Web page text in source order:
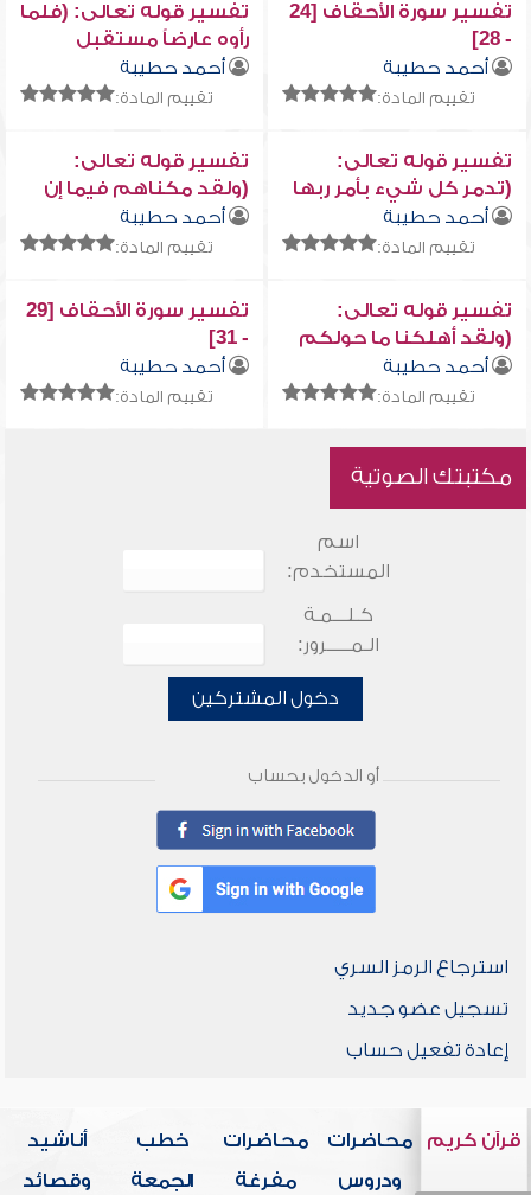
تفسير سورة الأحقاف [24
- 28]
أحمد حطيبة
تقييم المادة:
تفسير قوله تعالى: (فلما
رأوه عارضاً مستقبل
أوديتهم... )
أحمد حطيبة
تقييم المادة:
تفسير قوله تعالى:
(تدمر كل شيء بأمر ربها
...)أحمد حطيبة
تقييم المادة:
تفسير قوله تعالى:
(ولقد مكناهم فيما إن
مكناكم فيه ...)
أحمد حطيبة
تقييم المادة:
تفسير قوله تعالى:
(ولقد أهلكنا ما حولكم
من القرى ...)
أحمد حطيبة
تقييم المادة:
تفسير سورة الأحقاف [29
- 31]
أحمد حطيبة
تقييم المادة:
مكتبتك الصوتية
اسم
المستخدم:
كـلـــمـة
الـمـــــرور:
دخول المشتركين
أو الدخول بحساب
استرجاع الرمز السري
تسجيل عضو جديد
إعادة تفعيل حساب
قرآن كريم
محاضرات
ودروس
محاضرات
مفرغة
خطب
الجمعة
أناشيد
وقصائد